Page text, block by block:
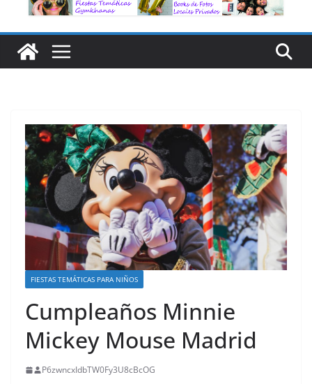
FIESTAS TEMÁTICAS PARA NIÑOS
Cumpleaños Minnie
Mickey Mouse Madrid
P6zwncxIdbTW0Fy3U8cBcOG